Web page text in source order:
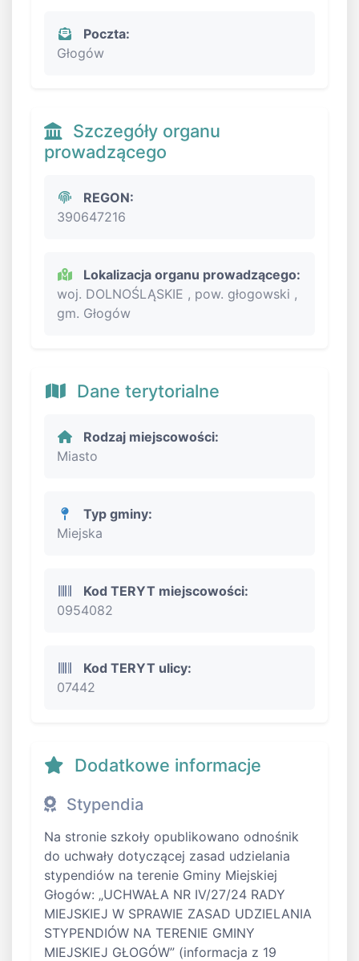
Poczta:
Głogów
Szczegóły organu
prowadzącego
REGON:
390647216
Lokalizacja organu prowadzącego:
woj. DOLNOŚLĄSKIE , pow. głogowski ,
gm. Głogów
Dane terytorialne
Rodzaj miejscowości:
Miasto
Typ gminy:
Miejska
Kod TERYT miejscowości:
0954082
Kod TERYT ulicy:
07442
Dodatkowe informacje
Stypendia
Na stronie szkoły opublikowano odnośnik
do uchwały dotyczącej zasad udzielania
stypendiów na terenie Gminy Miejskiej
Głogów: „UCHWAŁA NR IV/27/24 RADY
MIEJSKIEJ W SPRAWIE ZASAD UDZIELANIA
STYPENDIÓW NA TERENIE GMINY
MIEJSKIEJ GŁOGÓW” (informacja z 19